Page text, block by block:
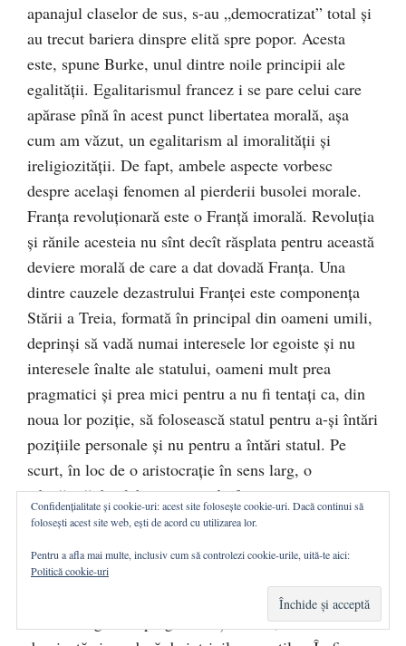
apanajul claselor de sus, s-au „democratizat” total şi
au trecut bariera dinspre elită spre popor. Acesta
este, spune Burke, unul dintre noile principii ale
egalităţii. Egalitarismul francez i se pare celui care
apărase pînă în acest punct libertatea morală, aşa
cum am văzut, un egalitarism al imoralităţii şi
ireligiozităţii. De fapt, ambele aspecte vorbesc
despre acelaşi fenomen al pierderii busolei morale.
Franţa revoluţionară este o Franţă imorală. Revoluţia
şi rănile acesteia nu sînt decît răsplata pentru această
deviere morală de care a dat dovadă Franţa. Una
dintre cauzele dezastrului Franţei este componenţa
Stării a Treia, formată în principal din oameni umili,
deprinşi să vadă numai interesele lor egoiste şi nu
interesele înalte ale statului, oameni mult prea
pragmatici şi prea mici pentru a nu fi tentaţi ca, din
noua lor poziţie, să folosească statul pentru a-şi întări
poziţiile personale şi nu pentru a întări statul. Pe
scurt, în loc de o aristocraţie în sens larg, o
adunătură de plebei cocoţaţi în fruntea puterii nu
putea să ducă decît la rezultate dezastruoase. La
rîndul ei, această pătură de mici „măscărici”
provinciali, cum îi numeşte Burke, dintre care unii
nu ştiu să scrie şi să citească, dublată de adunătura
micilor negustori pragmatici şi obtuzi, a fost
Confidențialitate și cookie-uri: acest site folosește cookie-uri. Dacă continui să
folosești acest site web, ești de acord cu utilizarea lor.
Pentru a afla mai multe, inclusiv cum să controlezi cookie-urile, uită-te aici:
Politică cookie-uri